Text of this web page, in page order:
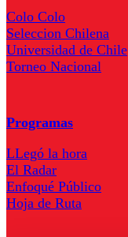
Colo Colo
Seleccion Chilena
Universidad de Chile
Torneo Nacional
Programas
LLegó la hora
El Radar
Enfoqué Público
Hoja de Ruta